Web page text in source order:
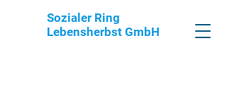
Sozialer Ring
Lebensherbst GmbH